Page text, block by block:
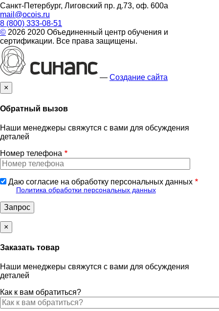
Санкт-Петербург, Лиговский пр. д.73, оф. 600а
mail@ocois.ru
8 (800) 333-08-51
© 2026 2020 Объединенный центр обучения и
сертификации. Все права защищены.
— Создание сайта
×
Обратный вызов
Наши менеджеры свяжутся с вами для обсуждения
деталей
Номер телефона
Даю согласие на обработку персональных данных
Политика обработки персональных данных
×
Заказать товар
Наши менеджеры свяжутся с вами для обсуждения
деталей
Как к вам обратиться?